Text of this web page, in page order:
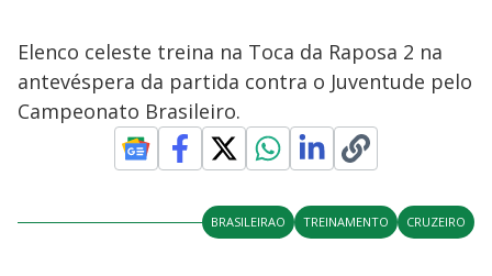
Elenco celeste treina na Toca da Raposa 2 na
antevéspera da partida contra o Juventude pelo
Campeonato Brasileiro.
BRASILEIRAO TREINAMENTO CRUZEIRO